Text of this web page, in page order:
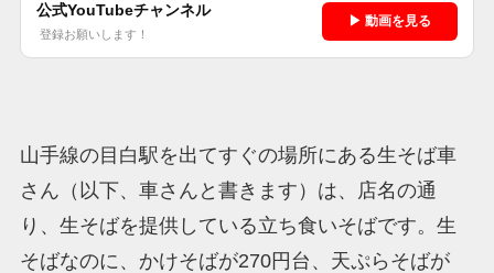
公式YouTubeチャンネル
登録お願いします！
▶ 動画を見る
山手線の目白駅を出てすぐの場所にある生そば車
さん（以下、車さんと書きます）は、店名の通
り、生そばを提供している立ち食いそばです。生
そばなのに、かけそばが270円台、天ぷらそばが